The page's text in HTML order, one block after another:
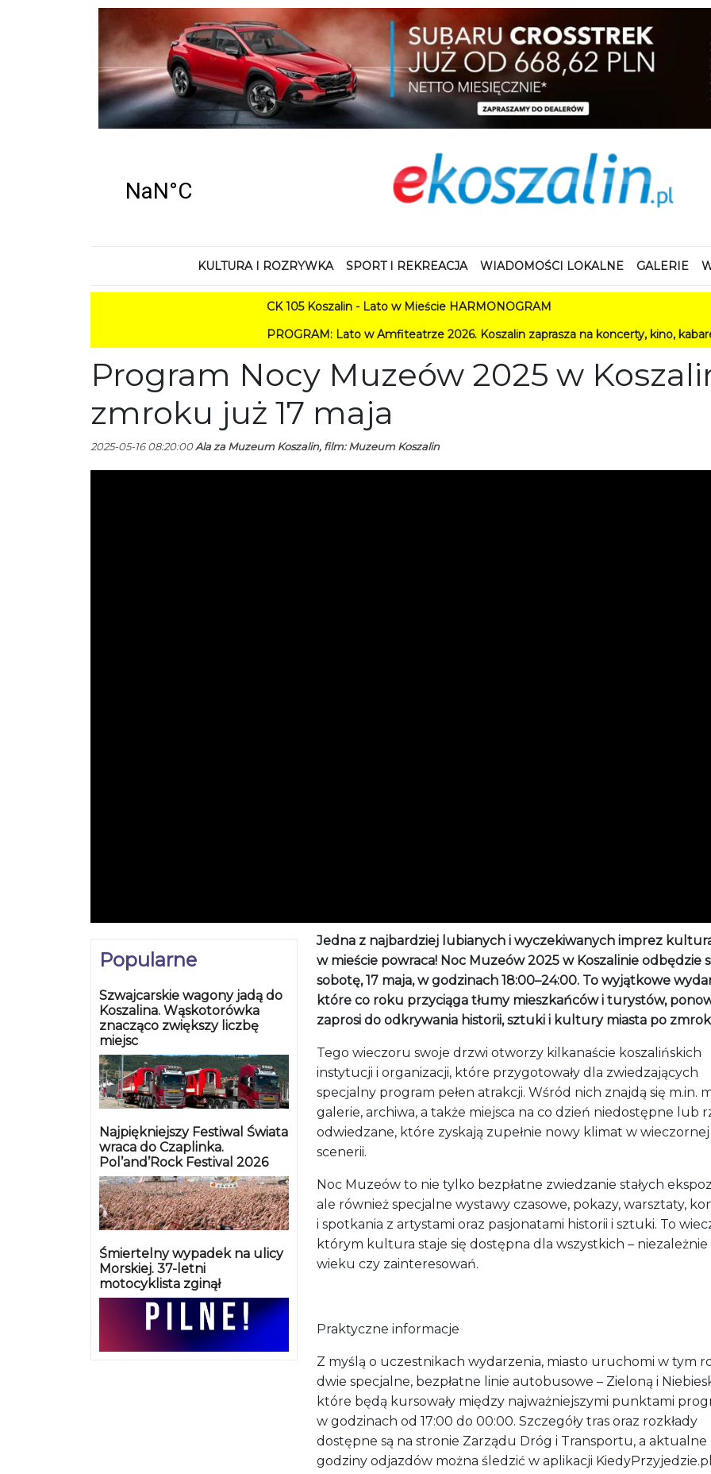
KULTURA I ROZRYWKA SPORT I REKREACJA WIADOMOŚCI LOKALNE GALERIE
CK 105 Koszalin - Lato w Mieście HARMONOGRAM
PROGRAM: Lato w Amfiteatrze 2026. Koszalin zaprasza na koncerty, kino, kabarety i
Program Nocy Muzeów 2025 w
zmroku już 17 maja
2025-05-16 08:20:00Ala za Muzeum Koszalin, film: Muzeum Koszalin
Popularne
Szwajcarskie wagony jadą do
Koszalina. Wąskotorówka
znacząco zwiększy liczbę
miejsc
Najpiękniejszy Festiwal Świata
wraca do Czaplinka.
Pol’and’Rock Festival 2026
Śmiertelny wypadek na ulicy
Morskiej. 37-letni
motocyklista zginął
Jedna z najbardziej lubianych i wyczekiwanych imprez
w mieście powraca! Noc Muzeów 2025 w Koszalinie odbędzie
sobotę, 17 maja, w godzinach 18:00–24:00. To wyjątkowe
które co roku przyciąga tłumy mieszkańców i turystów,
zaprosi do odkrywania historii, sztuki i kultury miasta po
Tego wieczoru swoje drzwi otworzy kilkanaście koszalińskich
instytucji i organizacji, które przygotowały dla zwiedzających
specjalny program pełen atrakcji. Wśród nich znajdą się m.in.
galerie, archiwa, a także miejsca na co dzień niedostępne lub
odwiedzane, które zyskają zupełnie nowy klimat w wieczornej
scenerii.
Noc Muzeów to nie tylko bezpłatne zwiedzanie stałych
ale również specjalne wystawy czasowe, pokazy, warsztaty,
i spotkania z artystami oraz pasjonatami historii i sztuki. To
którym kultura staje się dostępna dla wszystkich – niezależnie
wieku czy zainteresowań.
Praktyczne informacje
Z myślą o uczestnikach wydarzenia, miasto uruchomi w tym
dwie specjalne, bezpłatne linie autobusowe – Zieloną i
które będą kursowały między najważniejszymi punktami
w godzinach od 17:00 do 00:00. Szczegóły tras oraz rozkłady
dostępne są na stronie Zarządu Dróg i Transportu, a aktualne
godziny odjazdów można śledzić w aplikacji